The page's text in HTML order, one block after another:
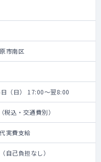
市南区
（日） 17:00～翌8:00
込・交通費別）
実費支給
自己負担なし）